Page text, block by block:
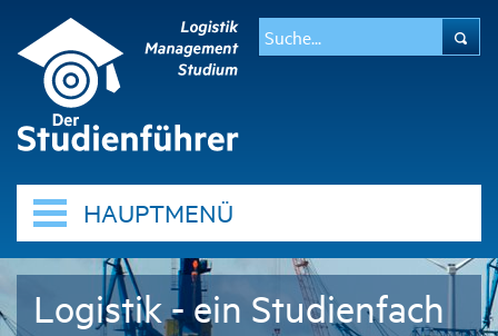
HAUPTMENÜ
Logistik - ein Studienfach